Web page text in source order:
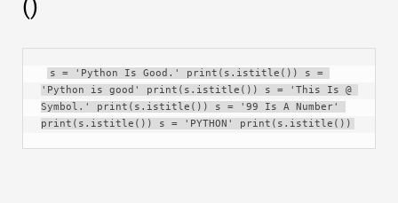
()
s = 'Python Is Good.' print(s.istitle()) s =
'Python is good' print(s.istitle()) s = 'This Is @
Symbol.' print(s.istitle()) s = '99 Is A Number'
print(s.istitle()) s = 'PYTHON' print(s.istitle())